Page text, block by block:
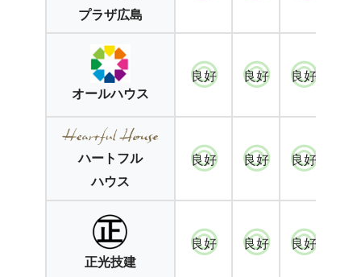
プラザ広島
オールハウス
良好 良好 良好
ハートフル
ハウス
良好 良好 良好
正光技建
良好 良好 良好